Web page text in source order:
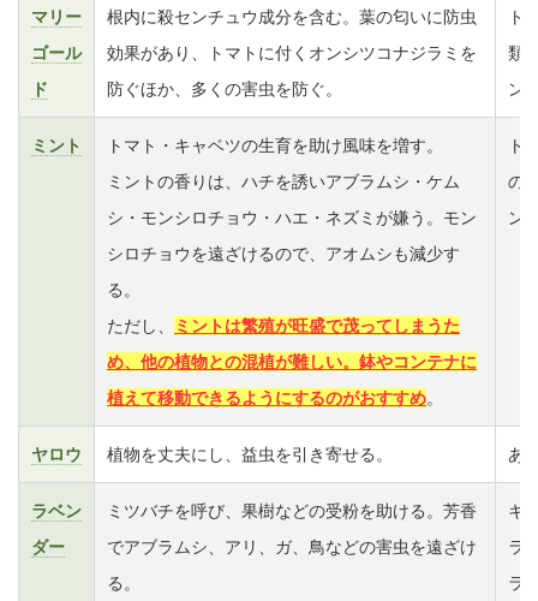
マリー
ゴール
ド
根内に殺センチュウ成分を含む。葉の匂いに防虫
効果があり、トマトに付くオンシツコナジラミを
防ぐほか、多くの害虫を防ぐ。
ト
類
ン
ミント
トマト・キャベツの生育を助け風味を増す。
ミントの香りは、ハチを誘いアブラムシ・ケム
シ・モンシロチョウ・ハエ・ネズミが嫌う。モン
シロチョウを遠ざけるので、アオムシも減少す
る。
ただし、
ミントは繁殖が旺盛で茂ってしまうた
め、他の植物との混植が難しい。鉢やコンテナに
植えて移動できるようにするのがおすすめ。
ト
の
ン
ヤロウ 植物を丈夫にし、益虫を引き寄せる。 あ
ラベン
ダー
ミツバチを呼び、果樹などの受粉を助ける。芳香
でアブラムシ、アリ、ガ、鳥などの害虫を遠ざけ
る。
キ
ラ
ラ